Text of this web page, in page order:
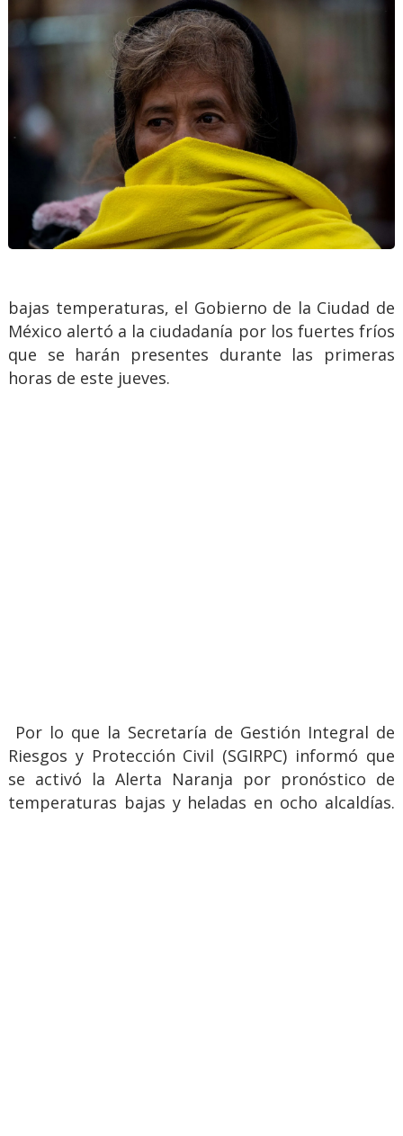
bajas temperaturas, el Gobierno de la Ciudad de
México alertó a la ciudadanía por los fuertes fríos
que se harán presentes durante las primeras
horas de este jueves.
Por lo que la Secretaría de Gestión Integral de
Riesgos y Protección Civil (SGIRPC) informó que
se activó la Alerta Naranja por pronóstico de
temperaturas bajas y heladas en ocho alcaldías.